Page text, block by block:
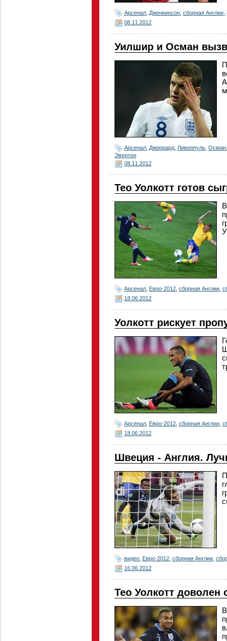
Арсенал Дженкинсон сборная Англии
08.11.2012
Уилшир и Осман
Арсенал Джеррард Ливерпуль Осман
Эвертон
08.11.2012
Тео Уолкотт готов
Арсенал Евро-2012 сборная Англии
18.06.2012
Уолкотт рискует
Арсенал Евро-2012 сборная Англии
18.06.2012
Швеция - Англия.
видео Евро-2012 сборная Англии
16.06.2012
Тео Уолкотт